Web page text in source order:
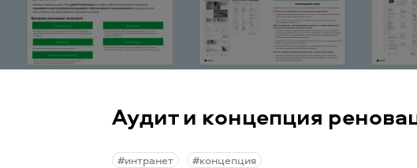
Аудит и концепция
#интранет #концепция